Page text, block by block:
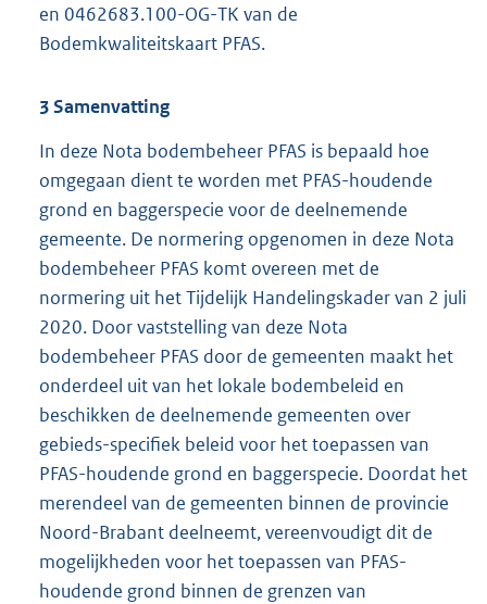
en 0462683.100-OG-TK van de
Bodemkwaliteitskaart PFAS.
3Samenvatting
In deze Nota bodembeheer PFAS is bepaald hoe
omgegaan dient te worden met PFAS-houdende
grond en baggerspecie voor de deelnemende
gemeente. De normering opgenomen in deze Nota
bodembeheer PFAS komt overeen met de
normering uit het Tijdelijk Handelingskader van 2 juli
2020. Door vaststelling van deze Nota
bodembeheer PFAS door de gemeenten maakt het
onderdeel uit van het lokale bodembeleid en
beschikken de deelnemende gemeenten over
gebieds-specifiek beleid voor het toepassen van
PFAS-houdende grond en baggerspecie. Doordat het
merendeel van de gemeenten binnen de provincie
Noord-Brabant deelneemt, vereenvoudigt dit de
mogelijkheden voor het toepassen van PFAS-
houdende grond binnen de grenzen van